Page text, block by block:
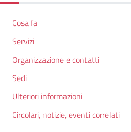
Cosa fa
Servizi
Organizzazione e contatti
Sedi
Ulteriori informazioni
Circolari, notizie, eventi correlati